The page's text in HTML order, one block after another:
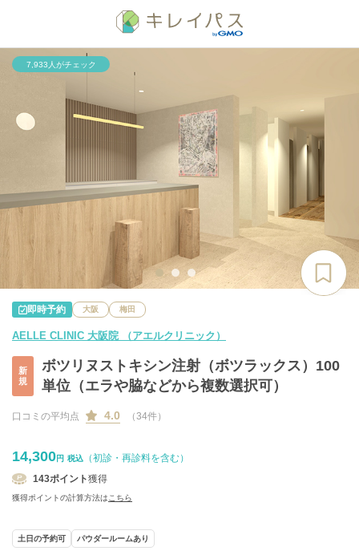
7,933人がチェック
即時予約 大阪 梅田
AELLE CLINIC 大阪院 （アエルクリニック）
新
規
ボツリヌストキシン注射（ボツラックス）100
単位（エラや脇などから複数選択可）
口コミの平均点 4.0 （34件）
14,300円 税込
（初診・再診料を含む）
143ポイント獲得
獲得ポイントの計算方法はこちら
土日の予約可 パウダールームあり